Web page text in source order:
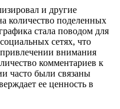
и другие
количество поделенных
стала поводом для
сетях, что
внимания
комментариев к
часто были связаны
ее ценность в